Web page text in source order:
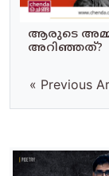
ആരുടെ
അറിഞ്ഞത്?
« Previous